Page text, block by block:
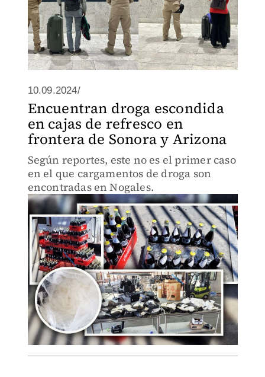
10.09.2024/
Encuentran droga escondida
en cajas de refresco en
frontera de Sonora y Arizona
Según reportes, este no es el primer caso
en el que cargamentos de droga son
encontradas en Nogales.